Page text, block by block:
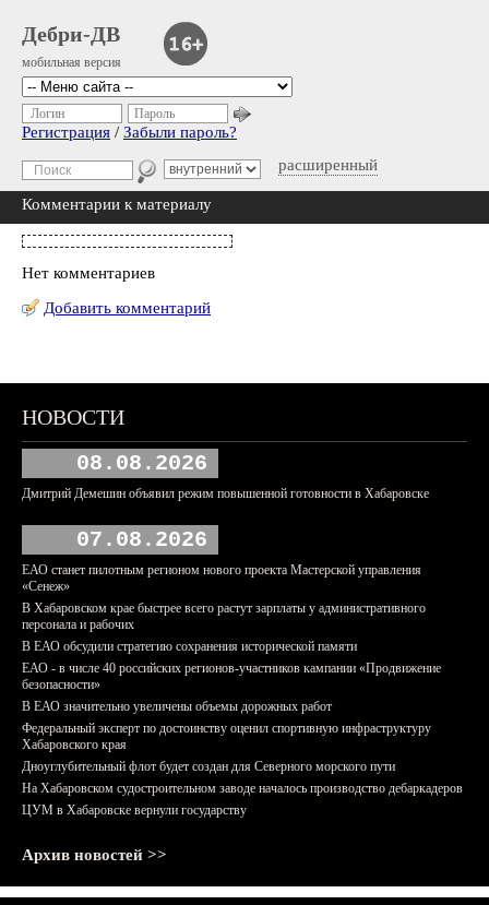
Дебри-ДВ
мобильная версия
расширенный
Логин Пароль
Регистрация / Забыли пароль?
Комментарии к материалу
Нет комментариев
Добавить комментарий
НОВОСТИ
08.08.2026
Дмитрий Демешин объявил режим повышенной готовности в Хабаровске
07.08.2026
ЕАО станет пилотным регионом нового проекта Мастерской управления
«Сенеж»
В Хабаровском крае быстрее всего растут зарплаты у административного
персонала и рабочих
В ЕАО обсудили стратегию сохранения исторической памяти
ЕАО - в числе 40 российских регионов-участников кампании «Продвижение
безопасности»
В ЕАО значительно увеличены объемы дорожных работ
Федеральный эксперт по достоинству оценил спортивную инфраструктуру
Хабаровского края
Дноуглубительный флот будет создан для Северного морского пути
На Хабаровском судостроительном заводе началось производство дебаркадеров
ЦУМ в Хабаровске вернули государству
Архив новостей >>